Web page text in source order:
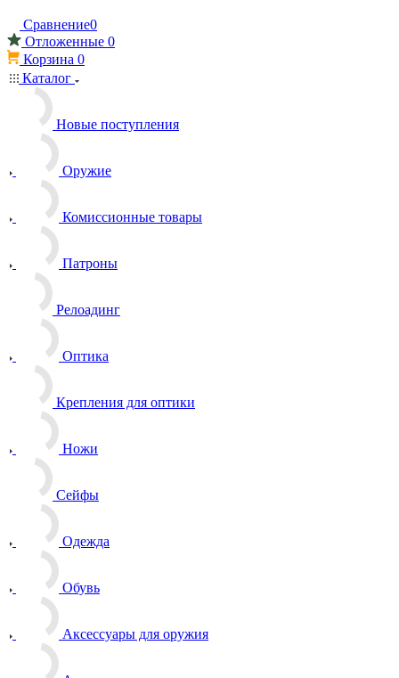
Сравнение0
Отложенные 0
Корзина 0
Каталог
Новые поступления
Оружие
Комиссионные товары
Патроны
Релоадинг
Оптика
Крепления для оптики
Ножи
Сейфы
Одежда
Обувь
Аксессуары для оружия